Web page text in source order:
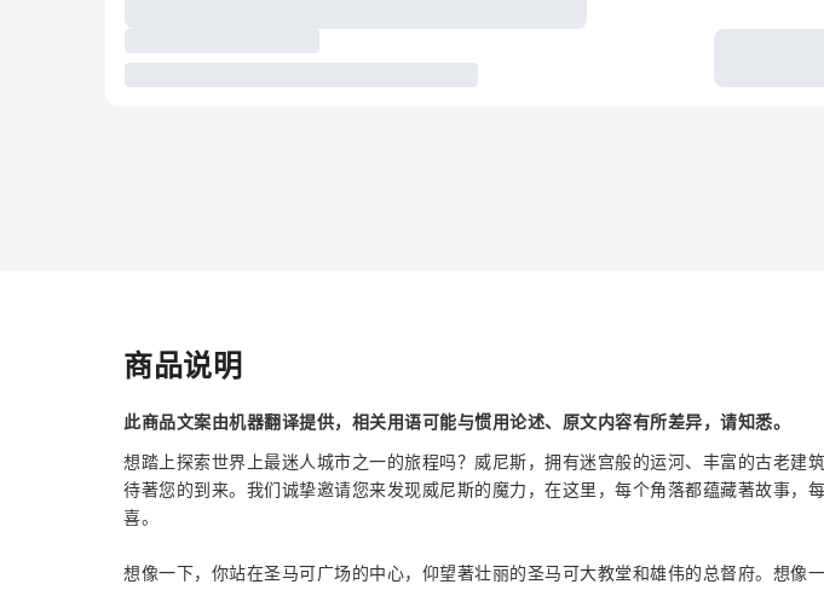
商品说明
此商品文案由机器翻译提供，相关用语可能与惯用论述、原文内容有所差异，请知悉。
想踏上探索世界上最迷人城市之一的旅程吗？威尼斯，拥有迷宫般的运河、丰富的古老建
待著您的到来。我们诚挚邀请您来发现威尼斯的魔力，在这里，每个角落都蕴藏著故事，
喜。
想像一下，你站在圣马可广场的中心，仰望著壮丽的圣马可大教堂和雄伟的总督府。想像